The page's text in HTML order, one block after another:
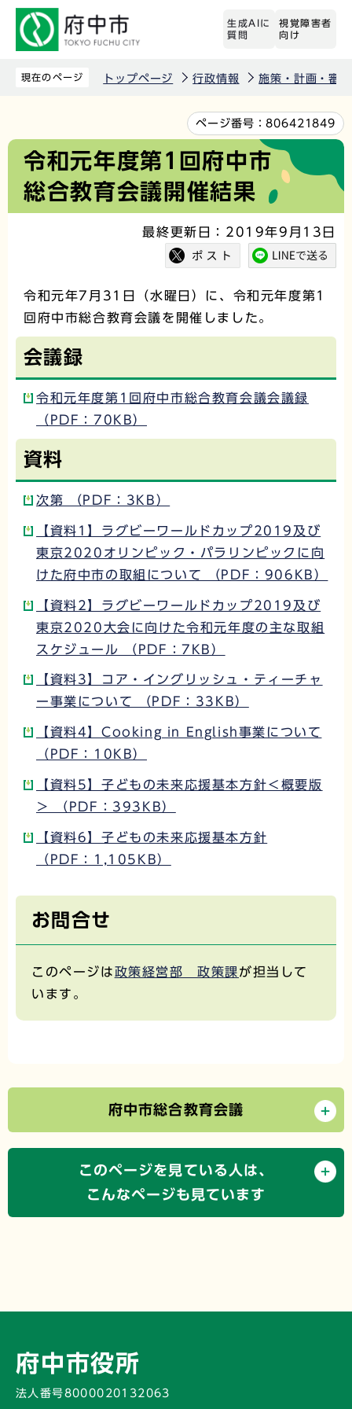
先
生成AIに
質問
視覚障害者
向け
現在のページ トップページ 行政情報 施策・計画・審
文
か
ページ番号：806421849
令和元年度第1回府中市
総合教育会議開催結果
最終更新日：2019年9月13日
令和元年7月31日（水曜日）に、令和元年度第1
回府中市総合教育会議を開催しました。
会議録
令和元年度第1回府中市総合教育会議会議録
（PDF：70KB）
資料
次第 （PDF：3KB）
【資料1】ラグビーワールドカップ2019及び
東京2020オリンピック・パラリンピックに向
けた府中市の取組について （PDF：906KB）
【資料2】ラグビーワールドカップ2019及び
東京2020大会に向けた令和元年度の主な取組
スケジュール （PDF：7KB）
【資料3】コア・イングリッシュ・ティーチャ
ー事業について （PDF：33KB）
【資料4】Cooking in English事業について
（PDF：10KB）
【資料5】子どもの未来応援基本方針＜概要版
＞ （PDF：393KB）
【資料6】子どもの未来応援基本方針
（PDF：1,105KB）
お問合せ
このページは政策経営部 政策課が担当して
います。
府中市総合教育会議
このページを見ている人は、
こんなページも見ています
府中市役所
法人番号8000020132063